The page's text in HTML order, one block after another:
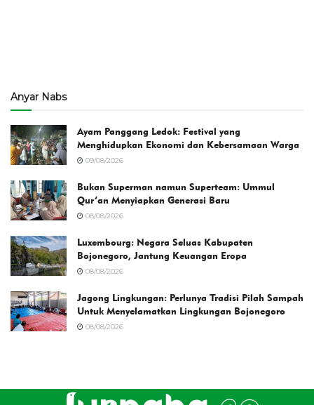
Anyar Nabs
Ayam Panggang Ledok: Festival yang
Menghidupkan Ekonomi dan Kebersamaan Warga
09/08/2026
Bukan Superman namun Superteam: Ummul
Qur’an Menyiapkan Generasi Baru
08/08/2026
Luxembourg: Negara Seluas Kabupaten
Bojonegoro, Jantung Keuangan Eropa
08/08/2026
Jagong Lingkungan: Perlunya Tradisi Pilah Sampah
Untuk Menyelamatkan Lingkungan Bojonegoro
08/08/2026